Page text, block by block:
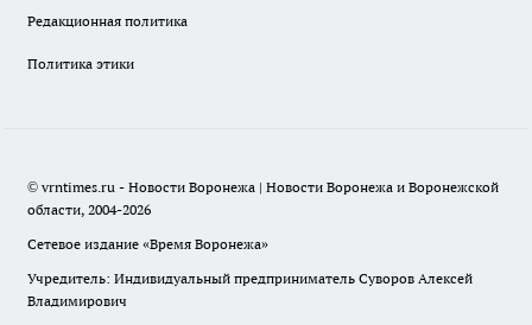
Редакционная политика
Политика этики
© vrntimes.ru - Новости Воронежа | Новости Воронежа и Воронежской
области, 2004-2026
Сетевое издание «Время Воронежа»
Учредитель: Индивидуальный предприниматель Суворов Алексей
Владимирович